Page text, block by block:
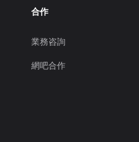
合作
業務咨詢
網吧合作